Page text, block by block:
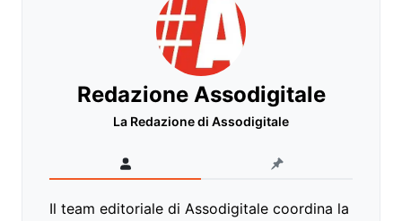
Redazione Assodigitale
La Redazione di Assodigitale
Il team editoriale di Assodigitale coordina la